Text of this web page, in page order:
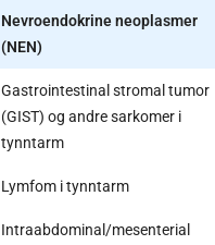
Nevroendokrine neoplasmer
(NEN)
Gastrointestinal stromal tumor
(GIST) og andre sarkomer i
tynntarm
Lymfom i tynntarm
Intraabdominal/mesenterial